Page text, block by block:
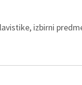
izbirni